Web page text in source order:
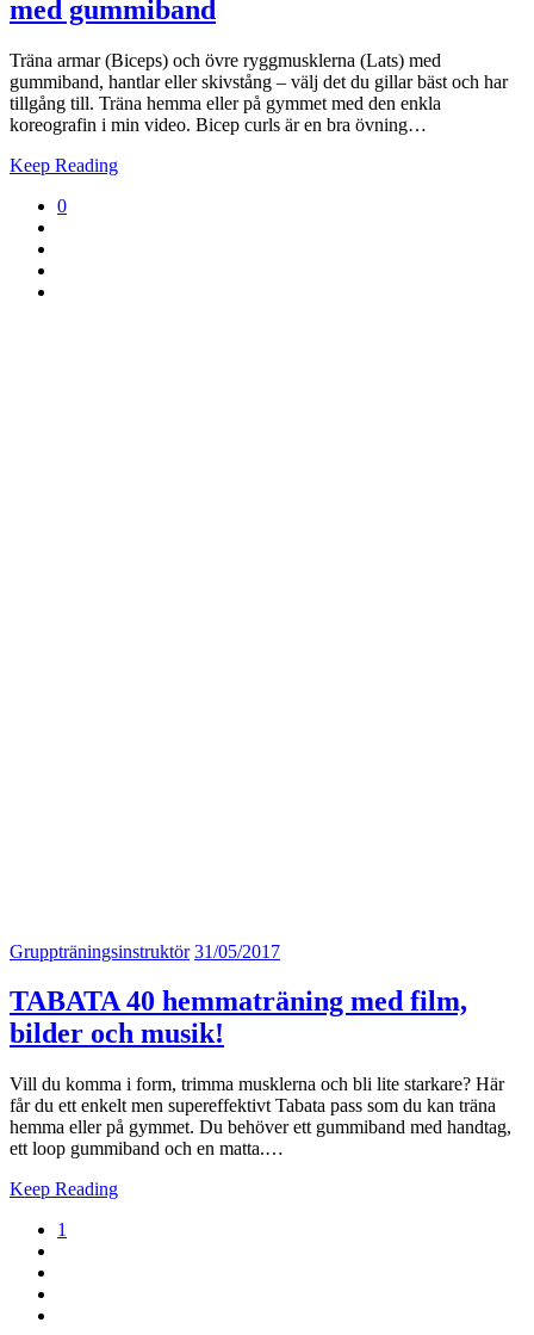
med gummiband
Träna armar (Biceps) och övre ryggmusklerna (Lats) med
gummiband, hantlar eller skivstång – välj det du gillar bäst och har
tillgång till. Träna hemma eller på gymmet med den enkla
koreografin i min video. Bicep curls är en bra övning…
Keep Reading
0
Gruppträningsinstruktör 31/05/2017
TABATA 40 hemmaträning med film,
bilder och musik!
Vill du komma i form, trimma musklerna och bli lite starkare? Här
får du ett enkelt men supereffektivt Tabata pass som du kan träna
hemma eller på gymmet. Du behöver ett gummiband med handtag,
ett loop gummiband och en matta.…
Keep Reading
1